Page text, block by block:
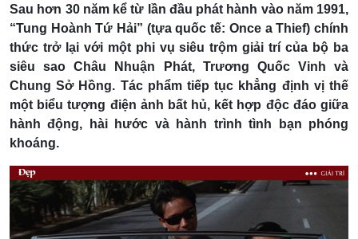
Sau hơn 30 năm kể từ lần đầu phát hành vào năm 1991,
“Tung Hoành Tứ Hải” (tựa quốc tế: Once a Thief) chính
thức trở lại với một phi vụ siêu trộm giải trí của bộ ba
siêu sao Châu Nhuận Phát, Trương Quốc Vinh và
Chung Sở Hồng. Tác phẩm tiếp tục khẳng định vị thế
một biểu tượng điện ảnh bất hủ, kết hợp độc đáo giữa
hành động, hài hước và hành trình tình bạn phóng
khoáng.